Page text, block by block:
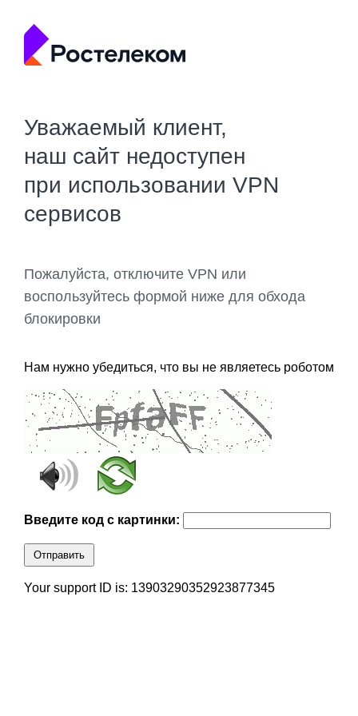
Уважаемый клиент,
наш сайт недоступен
при использовании VPN
сервисов
Пожалуйста, отключите VPN или
воспользуйтесь формой ниже для обхода
блокировки
Нам нужно убедиться, что вы не являетесь роботом
Введите код с картинки:
Отправить
Your support ID is: 13903290352923877345